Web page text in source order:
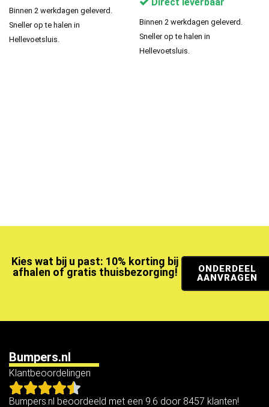
Binnen 2 werkdagen geleverd.
Sneller op te halen in
Hellevoetsluis.
Binnen 2 werkdagen geleverd.
Sneller op te halen in
Hellevoetsluis.
Kies wat bij u past: 10% korting bij
afhalen of gratis thuisbezorging!
ONDERDEEL
AANVRAGEN
Bumpers.nl
Klantbeoordelingen
Bumpers.nl beoordeeld met een 9.6 door 8457 klanten!